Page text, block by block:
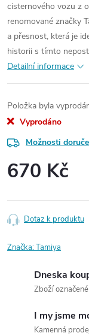
cisternového vozu z
renomované značky
a přesnost, která je
historii s tímto
Detailní informace
Položka byla
Vyprodáno
Možnosti
670 Kč
cena:
Dotaz k produktu
Značka:Tamiya
Dneska
Zboží
I my jsme
Kamenná